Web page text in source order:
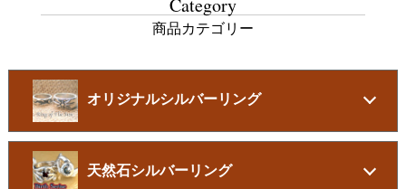
Category
商品カテゴリー
オリジナルシルバーリング
天然石シルバーリング